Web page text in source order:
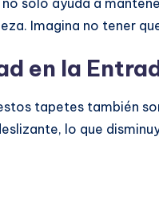
solo ayuda a
Imagina no tener
en la
tapetes también
lo que